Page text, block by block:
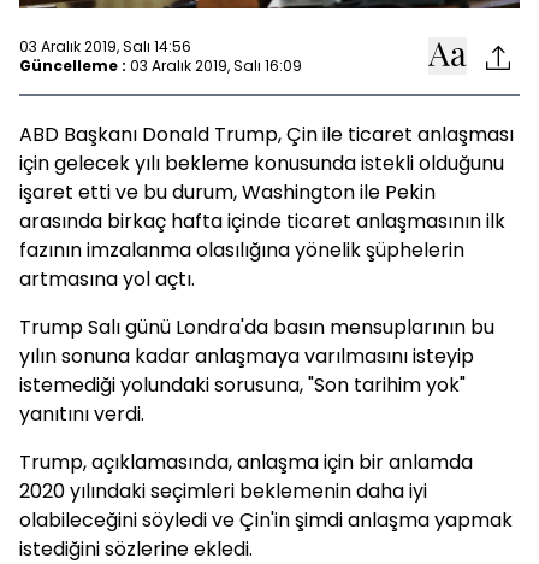
03 Aralık 2019, Salı 14:56
Güncelleme : 03 Aralık 2019, Salı 16:09
ABD Başkanı Donald Trump, Çin ile ticaret anlaşması
için gelecek yılı bekleme konusunda istekli olduğunu
işaret etti ve bu durum, Washington ile Pekin
arasında birkaç hafta içinde ticaret anlaşmasının ilk
fazının imzalanma olasılığına yönelik şüphelerin
artmasına yol açtı.
Trump Salı günü Londra'da basın mensuplarının bu
yılın sonuna kadar anlaşmaya varılmasını isteyip
istemediği yolundaki sorusuna, "Son tarihim yok"
yanıtını verdi.
Trump, açıklamasında, anlaşma için bir anlamda
2020 yılındaki seçimleri beklemenin daha iyi
olabileceğini söyledi ve Çin'in şimdi anlaşma yapmak
istediğini sözlerine ekledi.